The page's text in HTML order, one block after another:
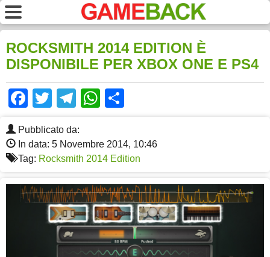
ROCKSMITH 2014 EDITION È
DISPONIBILE PER XBOX ONE E PS4
Facebook
TwitterTelegram
WhatsApp
Pubblicato da:
In data: 5 Novembre 2014, 10:46
Tag: Rocksmith 2014 Edition